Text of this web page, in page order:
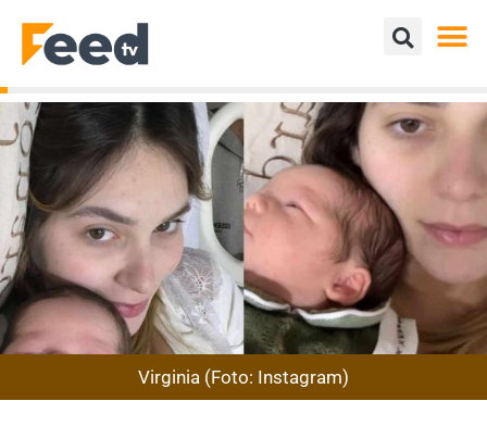
Virginia (Foto: Instagram)